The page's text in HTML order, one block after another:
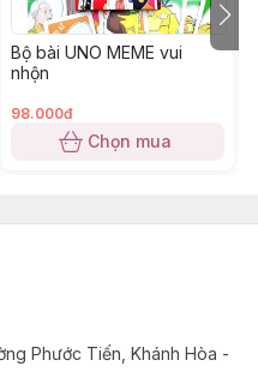
Bộ bài UNO MEME vui
nhộn
98.000đ
Chọn mua
Phước Tiến, Khánh Hòa -